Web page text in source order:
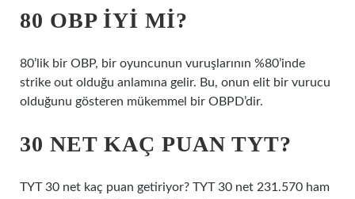
80 OBP IYI MI?
80’lik bir OBP, bir oyuncunun vuruşlarının %80’inde
strike out olduğu anlamına gelir. Bu, onun elit bir vurucu
olduğunu gösteren mükemmel bir OBPD’dir.
30 NET KAÇ PUAN TYT?
TYT 30 net kaç puan getiriyor? TYT 30 net 231.570 ham